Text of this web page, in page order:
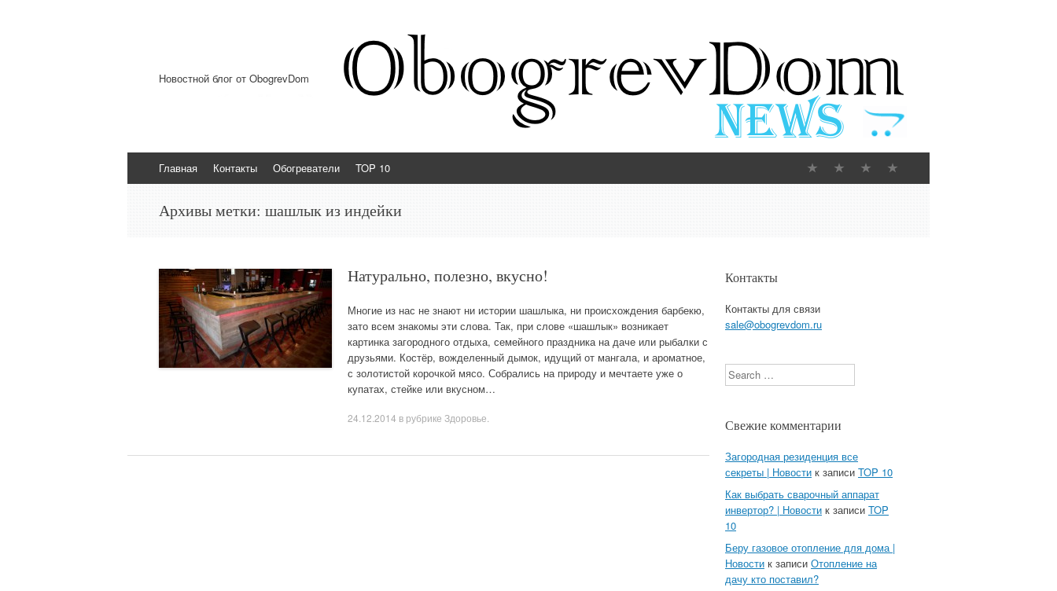
Новостной блог от ObogrevDom
Перейти к содержимому
Главная Контакты Обогреватели TOP 10
Архивы метки: шашлык из индейки
Натурально, полезно, вкусно!
Многие из нас не знают ни истории шашлыка, ни происхождения барбекю,
зато всем знакомы эти слова. Так, при слове «шашлык» возникает
картинка загородного отдыха, семейного праздника на даче или рыбалки с
друзьями. Костёр, вожделенный дымок, идущий от мангала, и ароматное,
с золотистой корочкой мясо. Собрались на природу и мечтаете уже о
купатах, стейке или вкусном…
24.12.2014 в рубрике Здоровье
Контакты
Контакты для связи
sale@obogrevdom.ru
Search
Свежие комментарии
Загородная резиденция все
секреты | Новости к записи TOP 10
Как выбрать сварочный аппарат
инвертор? | Новости к записи TOP
10
Беру газовое отопление для дома |
Новости к записи Отопление на
дачу кто поставил?